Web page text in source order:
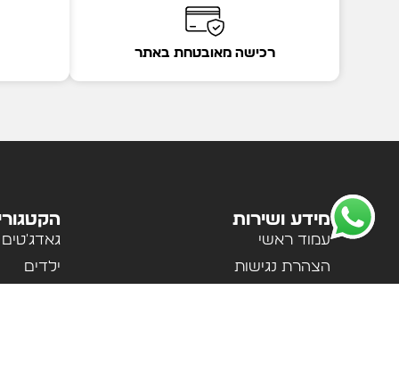
רכישה מאובטחת באתר
מידע ושירות
עמוד ראשי
הצהרת נגישות
גאדג'טים
ילדים